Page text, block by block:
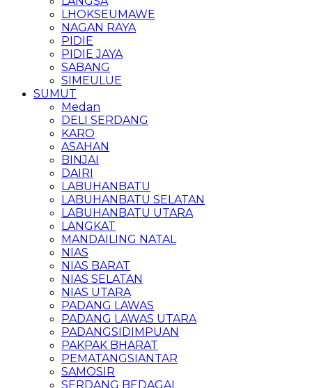
LHOKSEUMAWE
NAGAN RAYA
PIDIE
PIDIE JAYA
SABANG
SIMEULUE
SUMUT
Medan
DELI SERDANG
KARO
ASAHAN
BINJAI
DAIRI
LABUHANBATU
LABUHANBATU SELATAN
LABUHANBATU UTARA
LANGKAT
MANDAILING NATAL
NIAS
NIAS BARAT
NIAS SELATAN
NIAS UTARA
PADANG LAWAS
PADANG LAWAS UTARA
PADANGSIDIMPUAN
PAKPAK BHARAT
PEMATANGSIANTAR
SAMOSIR
SERDANG BEDAGAI